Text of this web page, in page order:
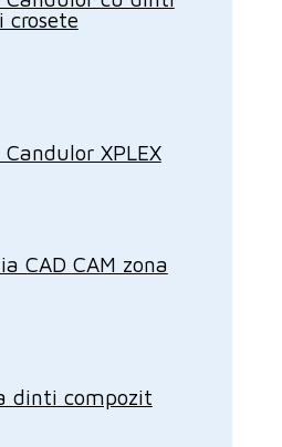
crosete
XPLEX
CAD CAM zona
dinti compozit